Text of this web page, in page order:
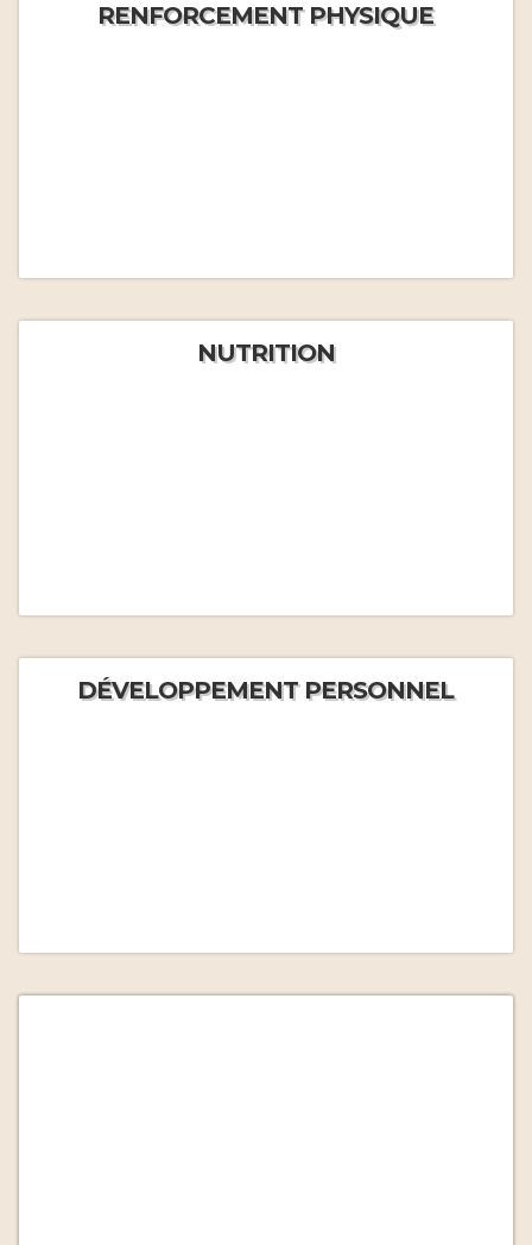
RENFORCEMENT PHYSIQUE
NUTRITION
DÉVELOPPEMENT PERSONNEL